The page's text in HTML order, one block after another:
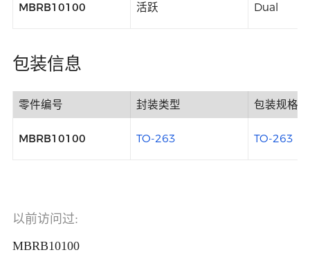
MBRB10100 活跃 Dual
包装信息
零件编号 封装类型 包装规格
MBRB10100 TO-263 TO-263
以前访问过:
MBRB10100